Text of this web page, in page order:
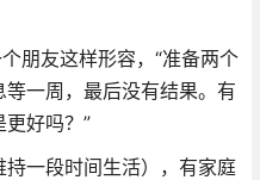
朋友这样形容，“准备两个
一周，最后没有结果。有
好吗？”
一段时间生活），有家庭